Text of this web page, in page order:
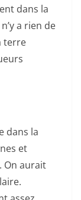
dans la
a rien de
terre
dans la
et
On aurait